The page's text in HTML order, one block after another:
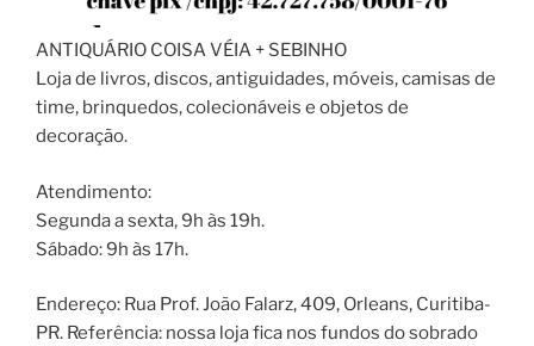
ANTIQUÁRIO COISA VÉIA + SEBINHO
Loja de livros, discos, antiguidades, móveis, camisas de
time, brinquedos, colecionáveis e objetos de
decoração.
Atendimento:
Segunda a sexta, 9h às 19h.
Sábado: 9h às 17h.
Endereço: Rua Prof. João Falarz, 409, Orleans, Curitiba-
PR. Referência: nossa loja fica nos fundos do sobrado